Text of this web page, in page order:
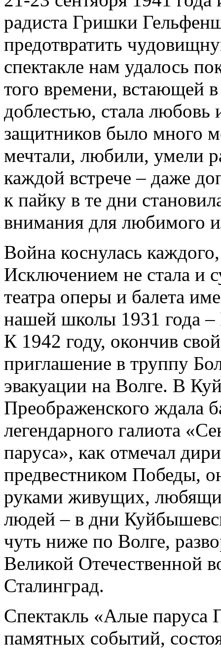
радиста Гришки
предотвратить
спектакле нам удалось
того времени, встающей
доблестью, стала
защитников было много
мечтали, любили, умели
каждой встрече – даже
к пайку в те дни
внимания для любимого
Война коснулась
Исключением не стала и
театра оперы и балета
нашей школы 1931 года
К 1942 году, окончив
приглашение в труппу
эвакуации на Волге. В
Преображенского ждала
легендарного галиота
паруса», как отмечал
предвестником Победы,
руками живущих,
людей – в дни
чуть ниже по Волге,
Великой Отечественной
Сталинград.
Спектакль «Алые паруса
памятных событий,